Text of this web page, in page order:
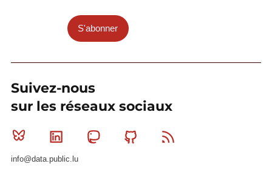
S'abonner
Suivez-nous
sur les réseaux sociaux
Bluesky Linkedin MastodonGithub
info@data.public.lu